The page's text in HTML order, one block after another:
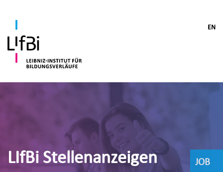
EN
LIfBi Stellenanzeigen JOB